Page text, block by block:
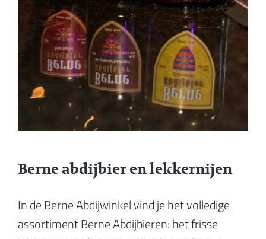
Berne abdijbier en lekkernijen
In de Berne Abdijwinkel vind je het volledige
assortiment Berne Abdijbieren: het frisse